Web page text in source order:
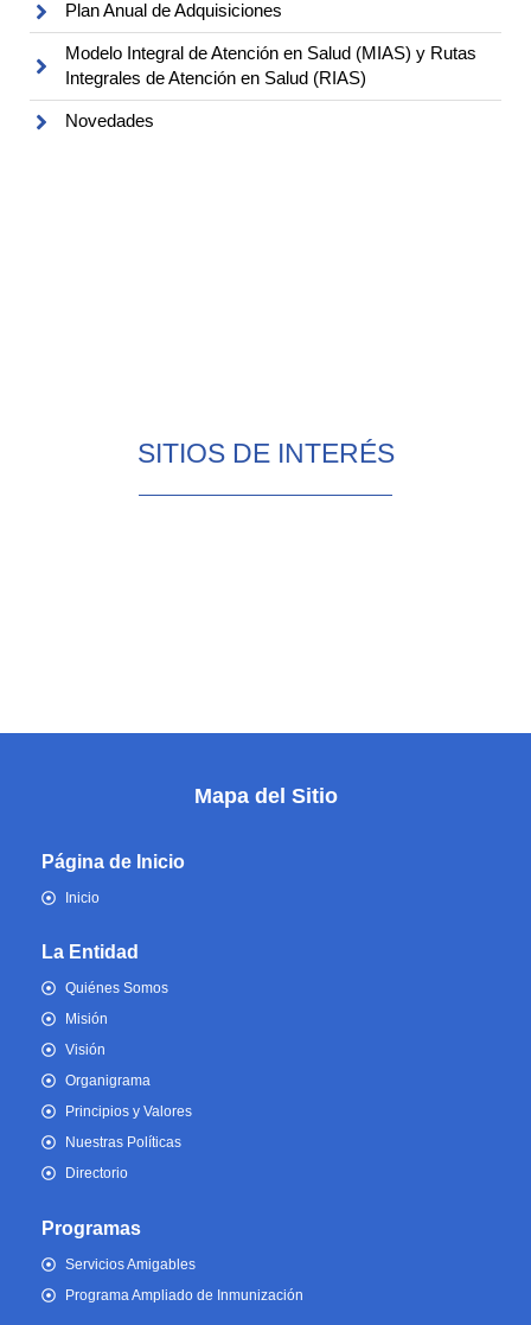
Plan Anual de Adquisiciones
Modelo Integral de Atención en Salud (MIAS) y Rutas
Integrales de Atención en Salud (RIAS)
Novedades
SITIOS DE INTERÉS
Mapa del Sitio
Página de Inicio
Inicio
La Entidad
Quiénes Somos
Misión
Visión
Organigrama
Principios y Valores
Nuestras Políticas
Directorio
Programas
Servicios Amigables
Programa Ampliado de Inmunización